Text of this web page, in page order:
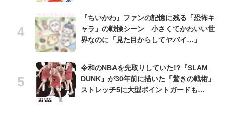
『ちいかわ』ファンの記憶に残る「恐怖キ
ャラ」の戦慄シーン 小さくてかわいい世
界なのに「見た目からしてヤバイ…」
令和のNBAを先取りしていた!?『SLAM
DUNK』が30年前に描いた「驚きの戦術」
ストレッチ5に大型ポイントガードも…